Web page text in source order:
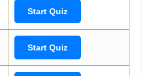
Start Quiz
Start Quiz